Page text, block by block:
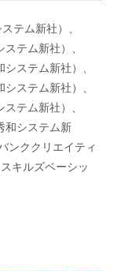
テム新社）、
テム新社）、
ステム新社）、
ステム新社）、
テム新社）、
和システム新
ンククリエイティ
キルズベーシッ